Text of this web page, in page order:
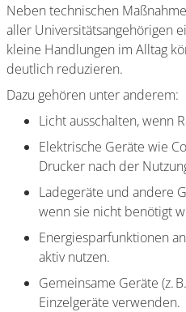
Neben technischen
aller Universitätsangehörigen
kleine Handlungen im Alltag
deutlich reduzieren.
Dazu gehören unter anderem:
Licht ausschalten, wenn
Elektrische Geräte wie
Drucker nach der
Ladegeräte und andere
wenn sie nicht benötigt
Energiesparfunktionen
aktiv nutzen.
Gemeinsame Geräte (z.
Einzelgeräte verwenden.